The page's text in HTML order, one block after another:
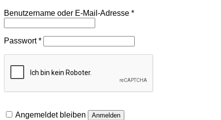
Benutzername oder E-Mail-Adresse *Erforderlich
Passwort*Erforderlich
Angemeldet bleiben Anmelden